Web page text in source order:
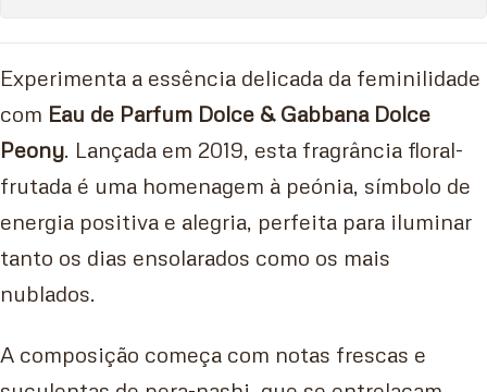
Experimenta a essência delicada da feminilidade
com Eau de Parfum Dolce & Gabbana Dolce
Peony. Lançada em 2019, esta fragrância floral-
frutada é uma homenagem à peónia, símbolo de
energia positiva e alegria, perfeita para iluminar
tanto os dias ensolarados como os mais
nublados.
A composição começa com notas frescas e